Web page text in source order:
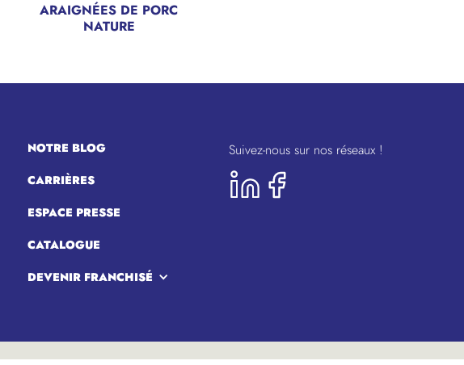
ARAIGNÉES DE PORC
NATURE
NOTRE BLOG
CARRIÈRES
ESPACE PRESSE
CATALOGUE
DEVENIR FRANCHISÉ
Suivez-nous sur nos réseaux !